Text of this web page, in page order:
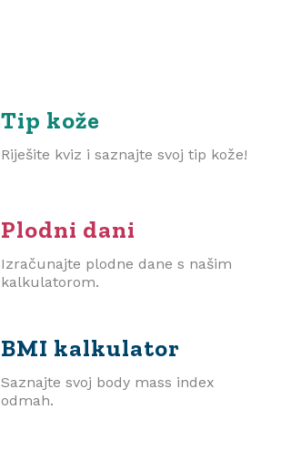
Tip kože
Riješite kviz i saznajte svoj tip kože!
Plodni dani
Izračunajte plodne dane s našim
kalkulatorom.
BMI kalkulator
Saznajte svoj body mass index
odmah.